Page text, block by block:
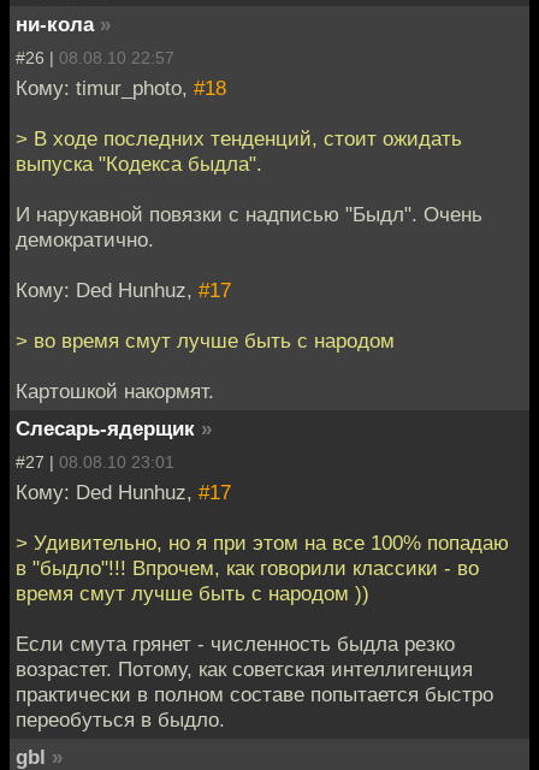
ни-кола »
#26 | 08.08.10 22:57
Кому: timur_photo, #18
> В ходе последних тенденций, стоит ожидать
выпуска "Кодекса быдла".
И нарукавной повязки с надписью "Быдл". Очень
демократично.
Кому: Ded Hunhuz, #17
> во время смут лучше быть с народом
Картошкой накормят.
Слесарь-ядерщик »
#27 | 08.08.10 23:01
Кому: Ded Hunhuz, #17
> Удивительно, но я при этом на все 100% попадаю
в "быдло"!!! Впрочем, как говорили классики - во
время смут лучше быть с народом ))
Если смута грянет - численность быдла резко
возрастет. Потому, как советская интеллигенция
практически в полном составе попытается быстро
переобуться в быдло.
gbl »